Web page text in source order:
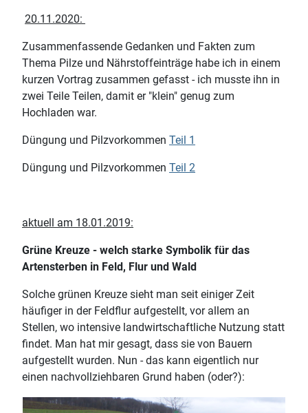
20.11.2020:
Zusammenfassende Gedanken und Fakten zum
Thema Pilze und Nährstoffeinträge habe ich in einem
kurzen Vortrag zusammen gefasst - ich musste ihn in
zwei Teile Teilen, damit er "klein" genug zum
Hochladen war.
Düngung und Pilzvorkommen Teil 1
Düngung und Pilzvorkommen Teil 2
aktuell am 18.01.2019:
Grüne Kreuze - welch starke Symbolik für das
Artensterben in Feld, Flur und Wald
Solche grünen Kreuze sieht man seit einiger Zeit
häufiger in der Feldflur aufgestellt, vor allem an
Stellen, wo intensive landwirtschaftliche Nutzung statt
findet. Man hat mir gesagt, dass sie von Bauern
aufgestellt wurden. Nun - das kann eigentlich nur
einen nachvollziehbaren Grund haben (oder?):